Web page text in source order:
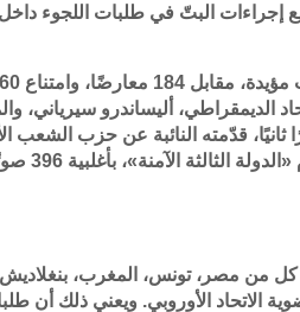
البتّ في طلبات اللجوء داخل
الديمقراطي، أليساندرو سيرياني،
ثانيًا، قدّمته النائبة عن حزب الشعب
من مصر، تونس، المغرب، بنغلاديش،
الاتحاد الأوروبي. ويعني ذلك أن